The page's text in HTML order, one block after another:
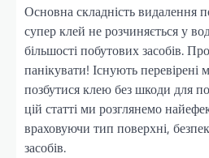
Основна складність видалення
супер клей не розчиняється у
більшості побутових засобів.
панікувати! Існують
позбутися клею без шкоди для
цій статті ми розглянемо
враховуючи тип поверхні,
засобів.